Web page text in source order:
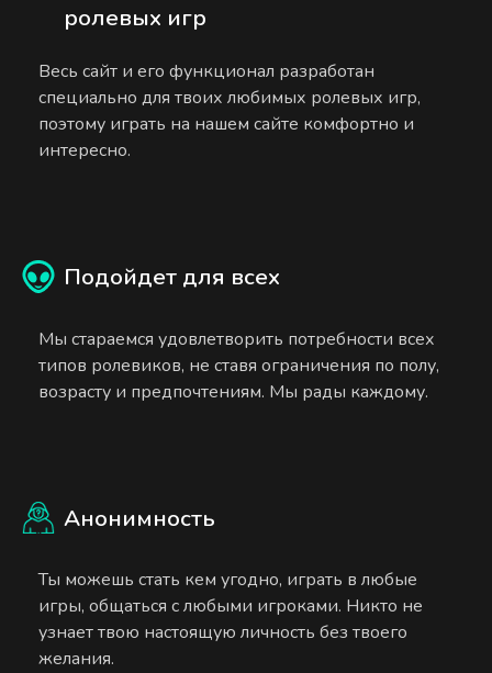
ролевых игр
Весь сайт и его функционал разработан
специально для твоих любимых ролевых игр,
поэтому играть на нашем сайте комфортно и
интересно.
Подойдет для всех
Мы стараемся удовлетворить потребности всех
типов ролевиков, не ставя ограничения по полу,
возрасту и предпочтениям. Мы рады каждому.
Анонимность
Ты можешь стать кем угодно, играть в любые
игры, общаться с любыми игроками. Никто не
узнает твою настоящую личность без твоего
желания.